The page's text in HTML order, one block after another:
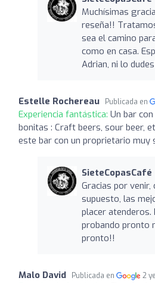
Muchísimas
reseña!!
sea el camino
como en casa.
Adrian, ni lo
Estelle Rochereau Publicada en
Experiencia fantástica: Un bar
bonitas : Craft beers, sour beer,
este bar con un proprietario muy
SieteCopasCafé
Gracias por
supuesto, las
placer
probando pronto
pronto!!
Malo David Publicada en 2